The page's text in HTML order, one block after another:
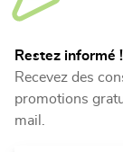
Restez informé !
Recevez des
promotions
mail.